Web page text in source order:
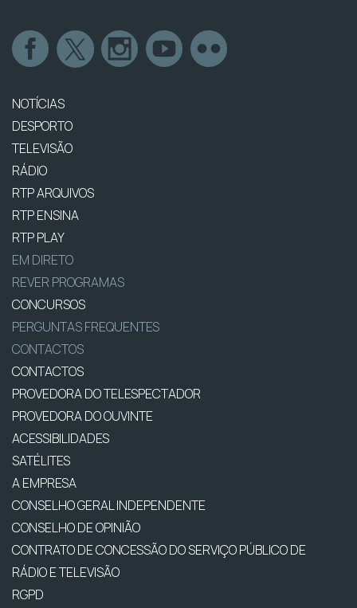
NOTÍCIAS
DESPORTO
TELEVISÃO
RÁDIO
RTP ARQUIVOS
RTP ENSINA
RTP PLAY
EM DIRETO
REVER PROGRAMAS
CONCURSOS
PERGUNTAS FREQUENTES
CONTACTOS
CONTACTOS
PROVEDORA DO TELESPECTADOR
PROVEDORA DO OUVINTE
ACESSIBILIDADES
SATÉLITES
A EMPRESA
CONSELHO GERAL INDEPENDENTE
CONSELHO DE OPINIÃO
CONTRATO DE CONCESSÃO DO SERVIÇO PÚBLICO DE
RÁDIO E TELEVISÃO
RGPD